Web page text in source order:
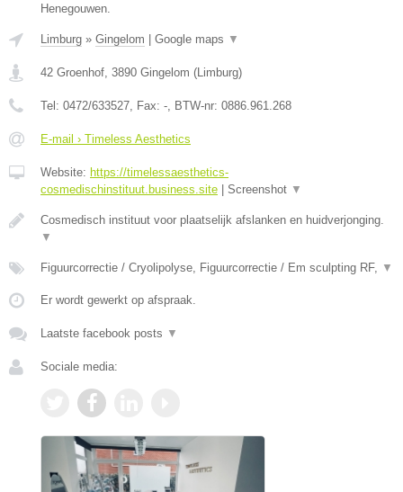
Henegouwen.
Limburg » Gingelom Google maps ▼
42 Groenhof, 3890 Gingelom (Limburg)
Tel: 0472/633527, Fax: -, BTW-nr: 0886.961.268
E-mail › Timeless Aesthetics
Website: https://timelessaesthetics-
cosmedischinstituut.business.site
Screenshot ▼
Cosmedisch instituut voor plaatselijk afslanken en huidverjonging.
▼
Figuurcorrectie / Cryolipolyse, Figuurcorrectie / Em sculpting RF, ▼
Er wordt gewerkt op afspraak.
Laatste facebook posts ▼
Sociale media: